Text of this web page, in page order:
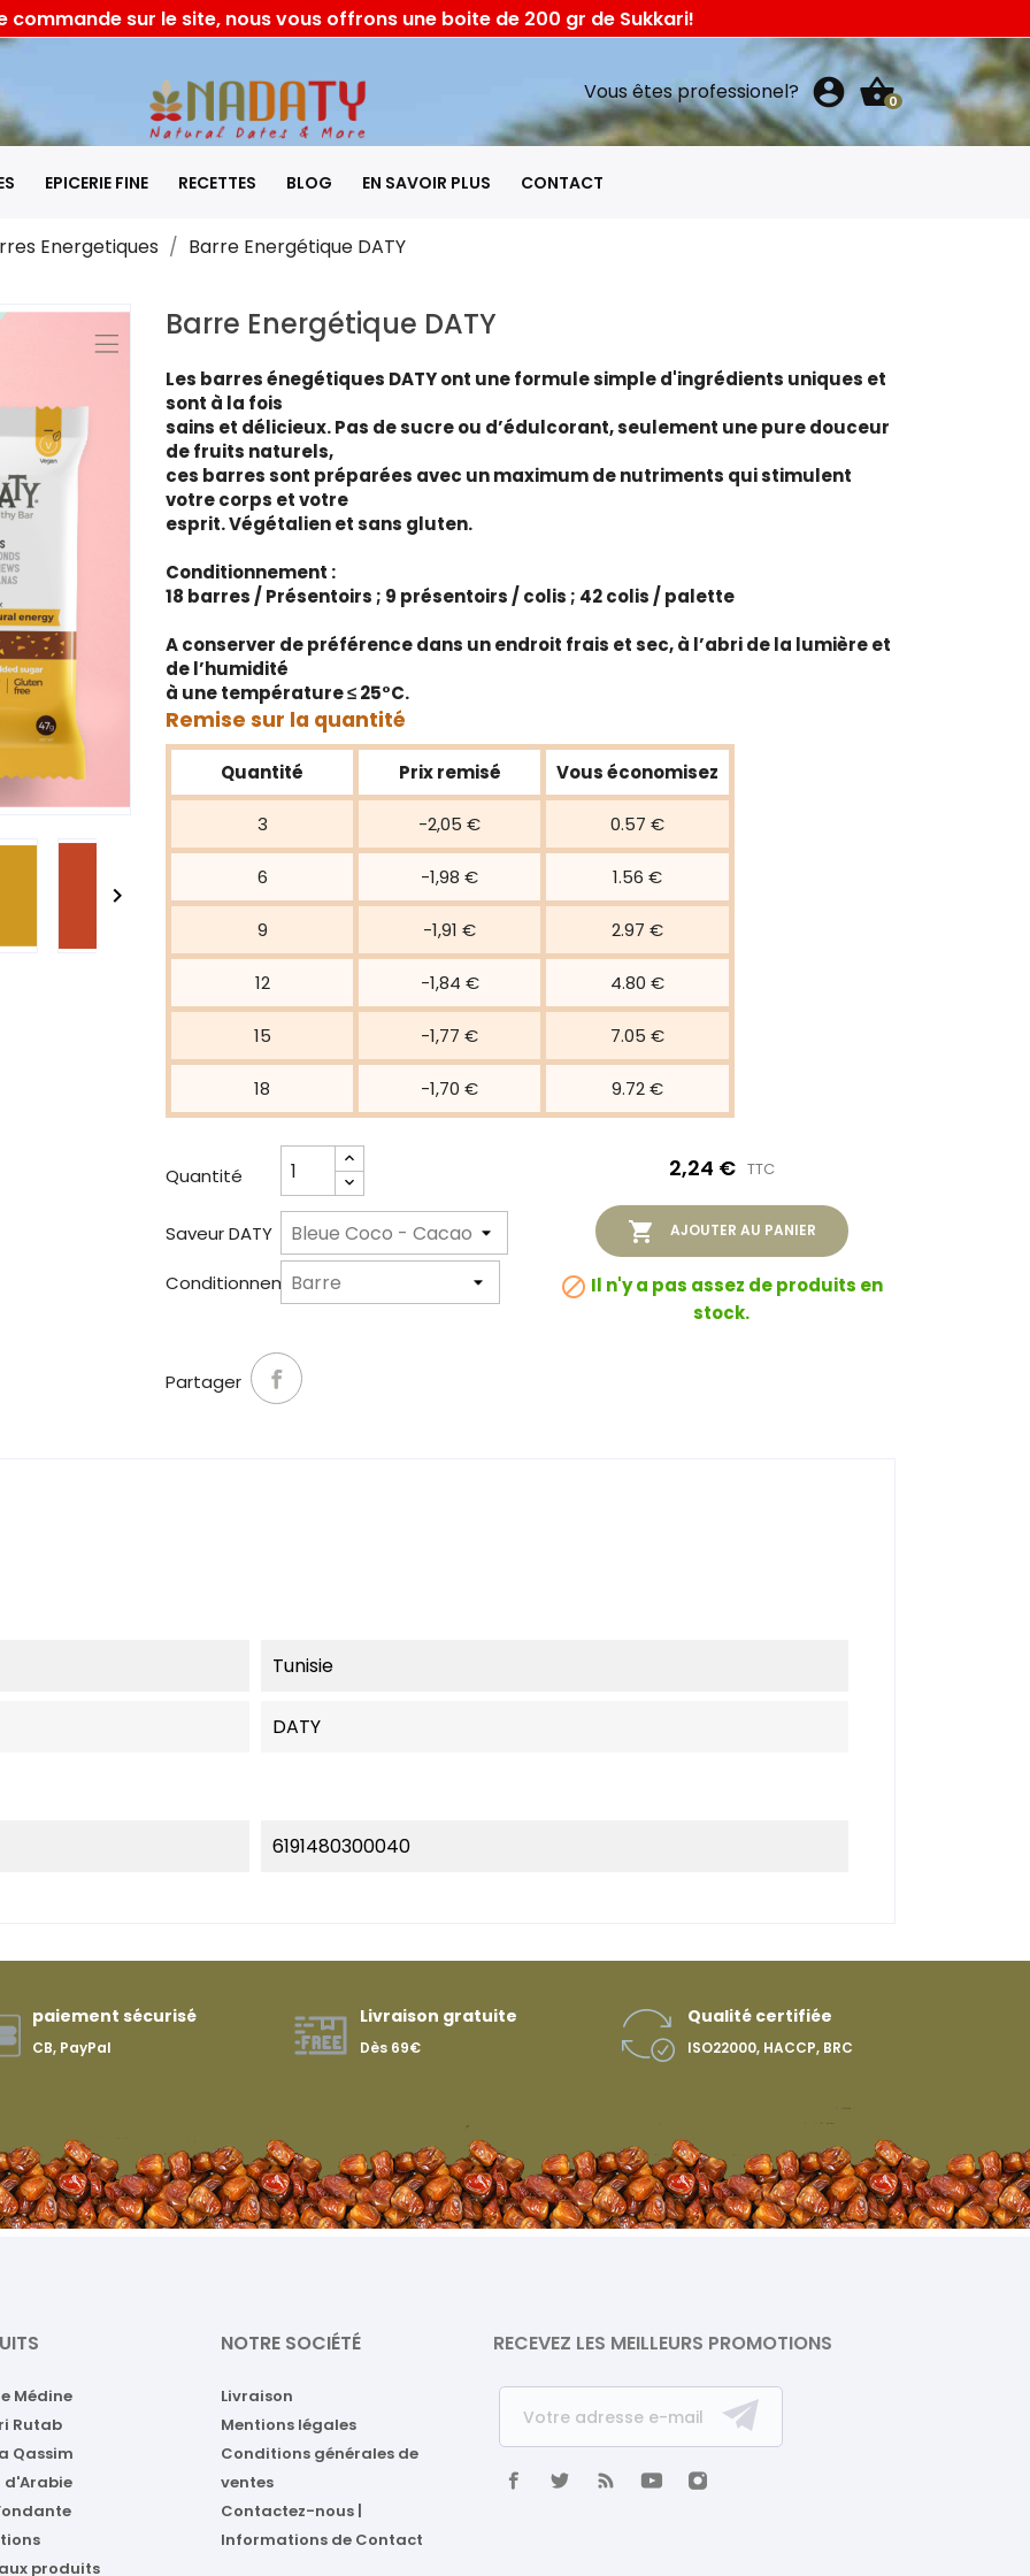
commande sur le site, nous vous offrons une boite de 200 gr de Sukkari!
shopping_basket
0
account_circle
Vous êtes professionel?
EPICERIE FINE RECETTES BLOG EN SAVOIR PLUS CONTACT
Energetiques Barre Energétique DATY

Barre Energétique DATY
Les barres énegétiques DATY ont une formule simple d'ingrédients uniques et
sont à la fois
sains et délicieux. Pas de sucre ou d’édulcorant, seulement une pure douceur
de fruits naturels,
ces barres sont préparées avec un maximum de nutriments qui stimulent
votre corps et votre
esprit. Végétalien et sans gluten.
Conditionnement :
18 barres / Présentoirs ; 9 présentoirs / colis ; 42 colis / palette
A conserver de préférence dans un endroit frais et sec, à l’abri de la lumière et
de l’humidité
à une température ≤ 25°C.
Remise sur la quantité
Quantité Prix remisé Vous économisez
3 -2,05 € 0.57 €
6 -1,98 € 1.56 €
9 -1,91 € 2.97 €
12 -1,84 € 4.80 €
15 -1,77 € 7.05 €
18 -1,70 € 9.72 €
Quantité 2,24 € TTC
Saveur DATY
Conditionnement
 AJOUTER AU PANIER
 Il n'y a pas assez de produits en
stock.
Partager
Tunisie
DATY
6191480300040
paiement sécurisé
CB, PayPal
Livraison gratuite
Dès 69€
Qualité certifiée
ISO22000, HACCP, BRC
Médine
Rutab
Qassim
d'Arabie
produits
NOTRE SOCIÉTÉ
Livraison
Mentions légales
Conditions générales de
ventes
Contactez-nous |
Informations de Contact
RECEVEZ LES MEILLEURS PROMOTIONS